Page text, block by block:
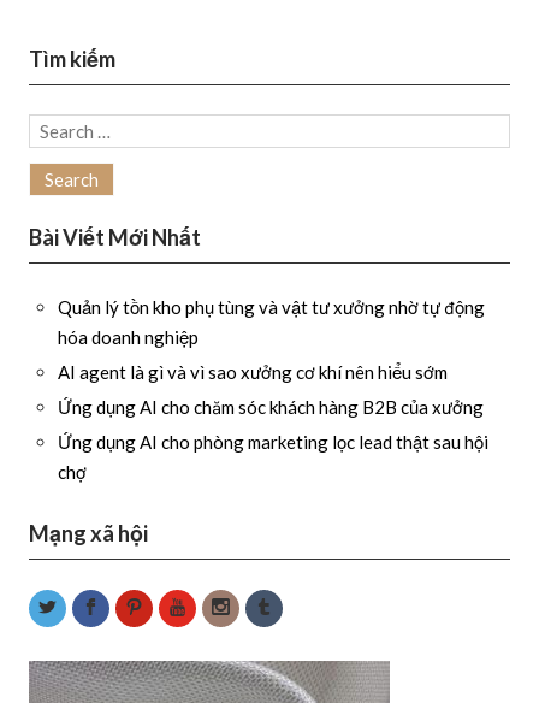
Tìm kiếm
Search
for:
Bài Viết Mới Nhất
Quản lý tồn kho phụ tùng và vật tư xưởng nhờ tự động
hóa doanh nghiệp
AI agent là gì và vì sao xưởng cơ khí nên hiểu sớm
Ứng dụng AI cho chăm sóc khách hàng B2B của xưởng
Ứng dụng AI cho phòng marketing lọc lead thật sau hội
chợ
Mạng xã hội